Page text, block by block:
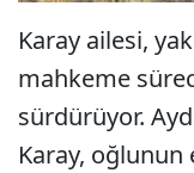
Karay ailesi,
mahkeme
sürdürüyor.
Karay, oğlunun